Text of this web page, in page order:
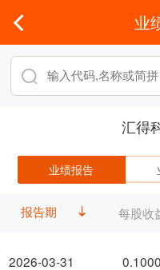
业
汇得
业绩报告
报告期
2026-03-31
每股收
0.1000